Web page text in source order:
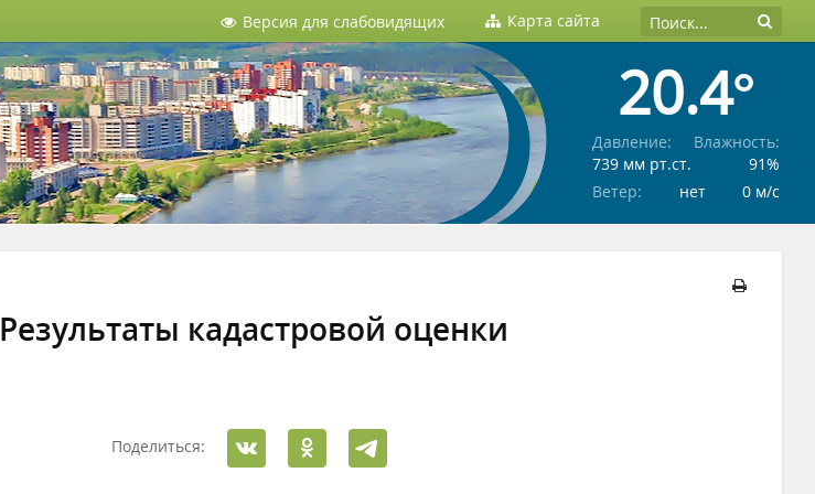
Версия для слабовидящих Карта сайта
20.4°
Давление:
739 мм рт.ст.
Влажность:
91%
Ветер:
нет 0 м/c
Результаты кадастровой оценки
Поделиться: